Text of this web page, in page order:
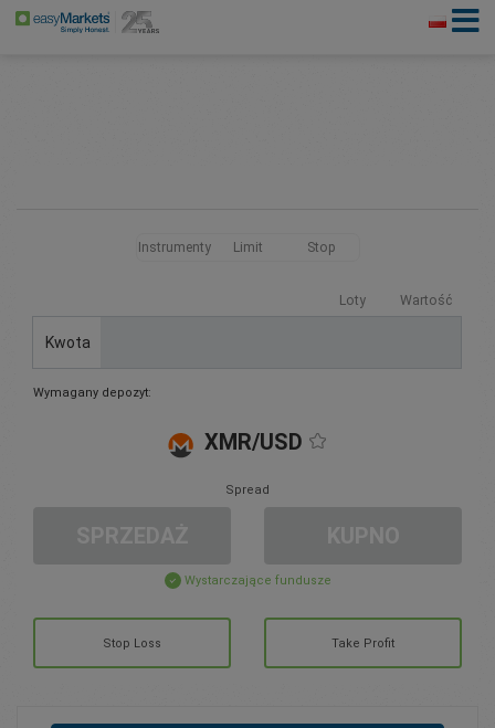
Instrumenty Limit Stop
Loty Wartość
Kwota
Wymagany depozyt:
XMR/USD
Spread
Wystarczające fundusze
Stop Loss Take Profit